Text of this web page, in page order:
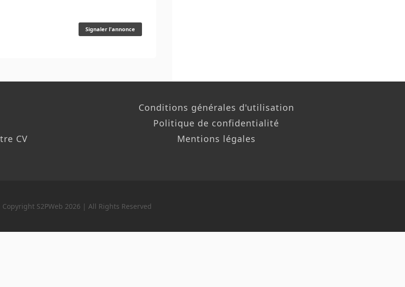
Signaler l'annonce
CV
Conditions générales d'utilisation
Politique de confidentialité
Mentions légales
Copyright S2PWeb 2026 | All Rights Reserved